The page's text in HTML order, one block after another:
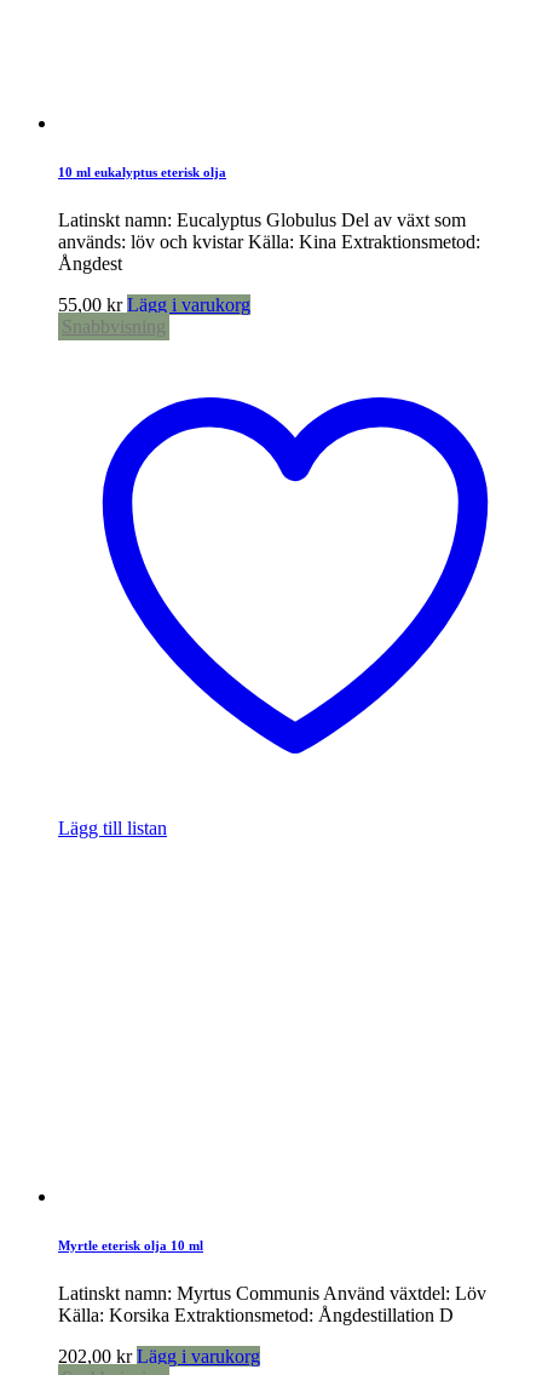
10 ml eukalyptus eterisk olja
Latinskt namn: Eucalyptus Globulus Del av växt som
används: löv och kvistar Källa: Kina Extraktionsmetod:
Ångdest
55,00 kr Lägg i varukorg
Snabbvisning
Lägg till listan
Myrtle eterisk olja 10 ml
Latinskt namn: Myrtus Communis Använd växtdel: Löv
Källa: Korsika Extraktionsmetod: Ångdestillation D
202,00 kr Lägg i varukorg